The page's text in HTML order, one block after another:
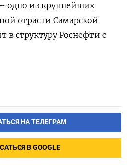
одно из крупнейших
отрасли Самарской
в структуру Роснефти с
НА ТЕЛЕГРАМ
В GOOGLE